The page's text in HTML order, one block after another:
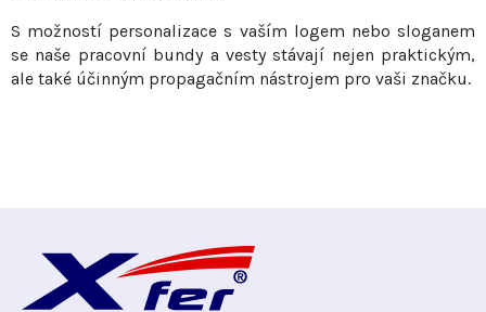
S možností personalizace s vaším logem nebo sloganem
se naše pracovní bundy a vesty stávají nejen praktickým,
ale také účinným propagačním nástrojem pro vaši značku.